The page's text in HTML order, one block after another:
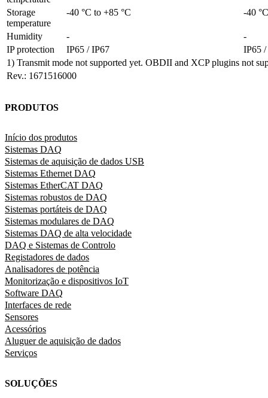
Storage
-40 °C to +85 °C -40
Humidity -
-
IP protection
IP65 / IP67
IP65
1) Transmit mode not supported yet. OBDII and XCP plugins not
Rev.: 1671516000
PRODUTOS
Início dos produtos
Sistemas DAQ
Sistemas de aquisição de dados USB
Sistemas Ethernet DAQ
Sistemas EtherCAT DAQ
Sistemas robustos de DAQ
Sistemas portáteis de DAQ
Sistemas modulares de DAQ
Sistemas DAQ de alta velocidade
DAQ e Sistemas de Controlo
Registadores de dados
Analisadores de potência
Monitorização e dispositivos IoT
Software DAQ
Interfaces de rede
Sensores
Acessórios
Aluguer de aquisição de dados
Serviços
SOLUÇÕES